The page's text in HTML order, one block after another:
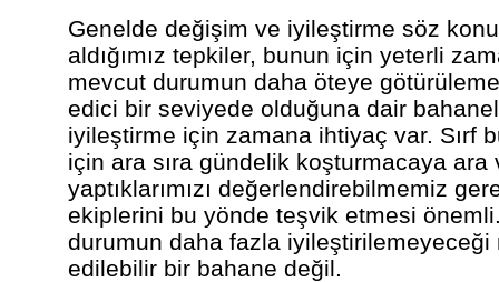
Genelde değişim ve iyileştirme söz
aldığımız tepkiler, bunun için yeterli
mevcut durumun daha öteye
edici bir seviyede olduğuna dair
iyileştirme için zamana ihtiyaç var. Sırf
için ara sıra gündelik koşturmacaya
yaptıklarımızı değerlendirebilmemiz
ekiplerini bu yönde teşvik etmesi
durumun daha fazla iyileştirilemeyeceği
edilebilir bir bahane değil.